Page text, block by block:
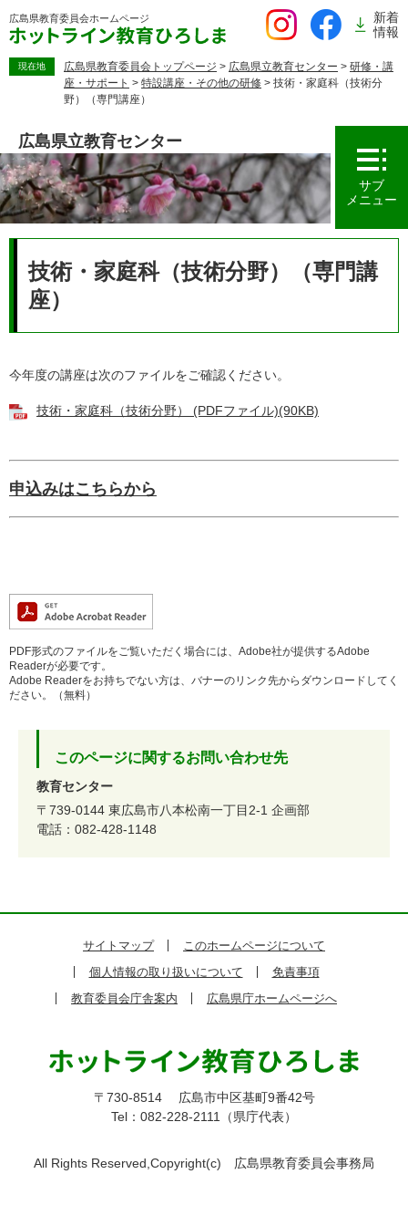
ー
す。
広島県教育委員会ホームページ
新着
情報
現在地 広島県教育委員会トップページ > 広島県立教育センター > 研修・講
座・サポート > 特設講座・その他の研修 > 技術・家庭科（技術分
野）（専門講座）
広島県立教育センター
サブ
メニュー
技術・家庭科（技術分野）（専門講
座）
今年度の講座は次のファイルをご確認ください。
技術・家庭科（技術分野） (PDFファイル)(90KB)
申込みはこちらから
PDF形式のファイルをご覧いただく場合には、Adobe社が提供するAdobe
Readerが必要です。
Adobe Readerをお持ちでない方は、バナーのリンク先からダウンロードしてく
ださい。（無料）
このページに関するお問い合わせ先
教育センター
〒739-0144 東広島市八本松南一丁目2-1 企画部
電話：082-428-1148
サイトマップ
このホームページについて
個人情報の取り扱いについて
免責事項
教育委員会庁舎案内
広島県庁ホームページへ
〒730-8514
広島市中区基町9番42号
Tel：082-228-2111（県庁代表）
All Rights Reserved,Copyright(c) 広島県教育委員会事務局